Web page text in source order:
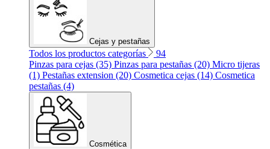
Cejas y pestañas
Todos los productos categorías
94
Pinzas para cejas (35) Pinzas para pestañas (20) Micro tijeras
(1) Pestañas extension (20) Cosmetica cejas (14) Cosmetica
pestañas (4)
Cosmética